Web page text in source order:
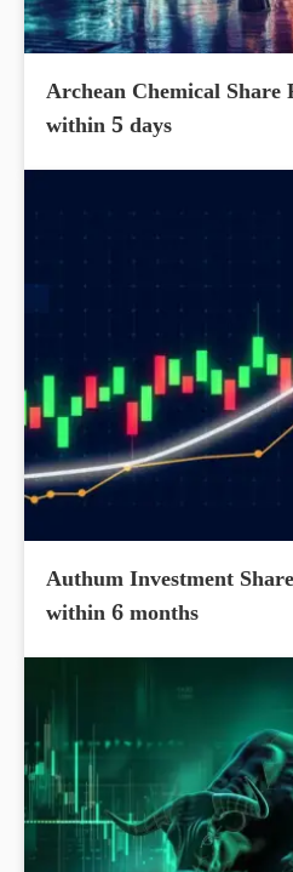
Archean Chemical
within 5 days
Authum Investment
within 6 months